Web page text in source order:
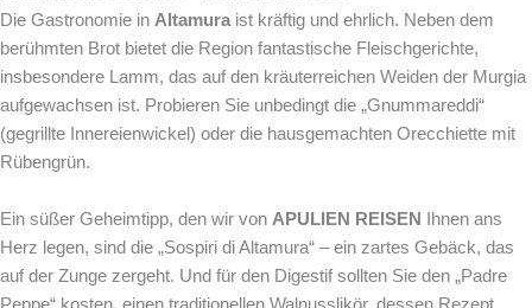
Die Gastronomie in Altamura ist kräftig und ehrlich. Neben dem
berühmten Brot bietet die Region fantastische Fleischgerichte,
insbesondere Lamm, das auf den kräuterreichen Weiden der Murgia
aufgewachsen ist. Probieren Sie unbedingt die „Gnummareddi“
(gegrillte Innereienwickel) oder die hausgemachten Orecchiette mit
Rübengrün.
Ein süßer Geheimtipp, den wir von APULIEN REISEN
Ihnen ans
Herz legen, sind die „Sospiri di Altamura“ – ein zartes Gebäck, das
auf der Zunge zergeht. Und für den Digestif sollten Sie den „Padre